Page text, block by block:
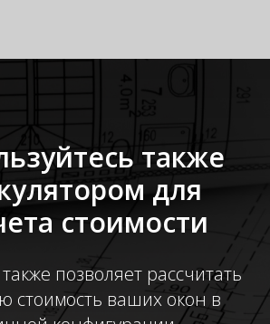
также
для
стоимости
позволяет рассчитать
стоимость ваших окон в